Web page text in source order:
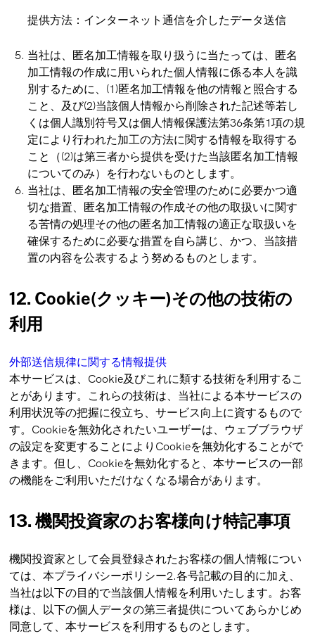
提供方法：インターネット通信を介したデータ送信
当社は、匿名加工情報を取り扱うに当たっては、匿名
加工情報の作成に用いられた個人情報に係る本人を識
別するために、(1)匿名加工情報を他の情報と照合する
こと、及び(2)当該個人情報から削除された記述等若し
くは個人識別符号又は個人情報保護法第36条第1項の規
定により行われた加工の方法に関する情報を取得する
こと（(2)は第三者から提供を受けた当該匿名加工情報
についてのみ）を行わないものとします。
当社は、匿名加工情報の安全管理のために必要かつ適
切な措置、匿名加工情報の作成その他の取扱いに関す
る苦情の処理その他の匿名加工情報の適正な取扱いを
確保するために必要な措置を自ら講じ、かつ、当該措
置の内容を公表するよう努めるものとします。
12. Cookie(クッキー)その他の技術の
利用
外部送信規律に関する情報提供
本サービスは、Cookie及びこれに類する技術を利用するこ
とがあります。これらの技術は、当社による本サービスの
利用状況等の把握に役立ち、サービス向上に資するもので
す。Cookieを無効化されたいユーザーは、ウェブブラウザ
の設定を変更することによりCookieを無効化することがで
きます。但し、Cookieを無効化すると、本サービスの一部
の機能をご利用いただけなくなる場合があります。
13. 機関投資家のお客様向け特記事項
機関投資家として会員登録されたお客様の個人情報につい
ては、本プライバシーポリシー2.各号記載の目的に加え、
当社は以下の目的で当該個人情報を利用いたします。お客
様は、以下の個人データの第三者提供についてあらかじめ
同意して、本サービスを利用するものとします。